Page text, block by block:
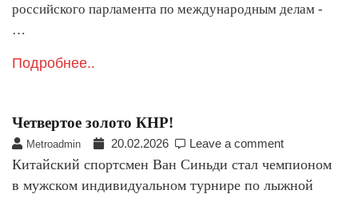
российского парламента по международным делам -
…
Подробнее..
Четвертое золото КНР!
Metroadmin 20.02.2026 Leave a comment
Китайский спортсмен Ван Синьди стал чемпионом
в мужском индивидуальном турнире по лыжной